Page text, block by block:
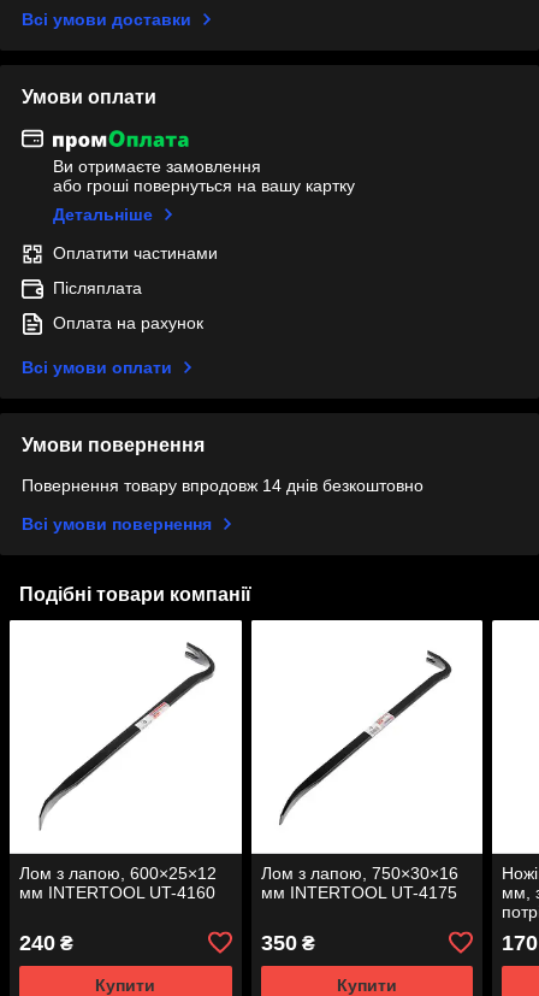
Всі умови доставки
Умови оплати
Ви отримаєте замовлення
або гроші повернуться на вашу картку
Детальніше
Оплатити частинами
Післяплата
Оплата на рахунок
Всі умови оплати
Умови повернення
Повернення товару впродовж 14 днів безкоштовно
Всі умови повернення
Подібні товари компанії
Лом з лапою, 600×25×12
мм INTERTOOL UT-4160
240 ₴
Купити
Лом з лапою, 750×30×16
мм INTERTOOL UT-4175
350₴
Купити
мм,
170